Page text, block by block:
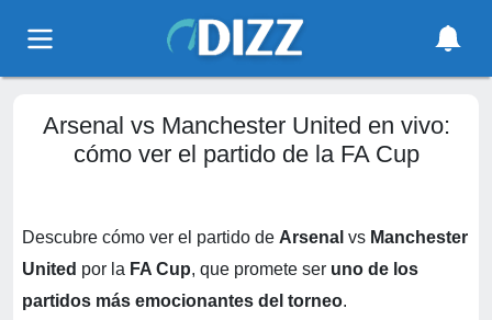
Arsenal vs Manchester United en vivo:
cómo ver el partido de la FA Cup
Descubre cómo ver el partido de Arsenal vs Manchester
United por la FA Cup, que promete ser uno de los
partidos más emocionantes del torneo.